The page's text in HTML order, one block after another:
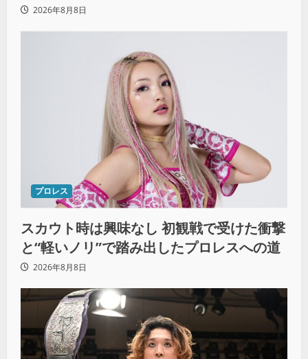
2026年8月8日
プロレス
スカウト時は興味なし 初観戦で受けた衝撃
と“軽いノリ”で踏み出したプロレスへの道
2026年8月8日